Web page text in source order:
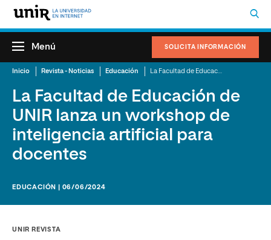
SOLICITA INFORMACIÓN
Menú
Inicio Revista - Noticias Educación
La Facultad de Educación de
UNIR lanza un workshop de
inteligencia artificial para
docentes
EDUCACIÓN | 06/06/2024
UNIR REVISTA